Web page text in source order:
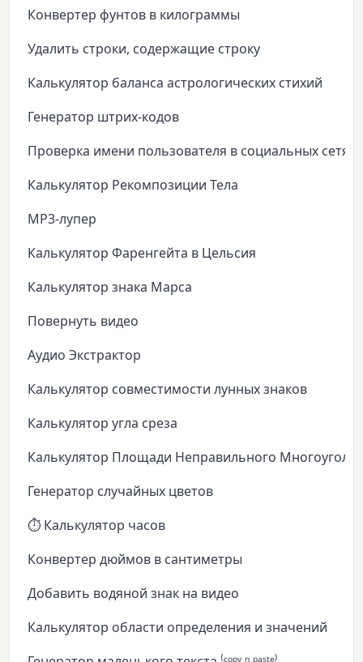
Конвертер фунтов в килограммы
Удалить строки, содержащие строку
Калькулятор баланса астрологических стихий
Генератор штрих-кодов
Проверка имени пользователя в социальных сетях
Калькулятор Рекомпозиции Тела
MP3-лупер
Калькулятор Фаренгейта в Цельсия
Калькулятор знака Марса
Повернуть видео
Аудио Экстрактор
Калькулятор совместимости лунных знаков
Калькулятор угла среза
Калькулятор Площади Неправильного
Генератор случайных цветов
⏱️ Калькулятор часов
Конвертер дюймов в сантиметры
Добавить водяной знак на видео
Калькулятор области определения и значений